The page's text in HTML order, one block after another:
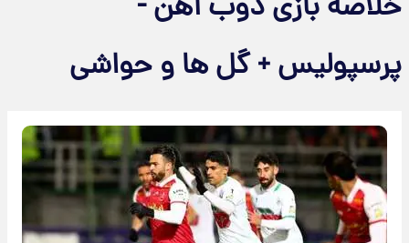
خلاصه بازی ذوب آهن -
پرسپولیس + گل ها و حواشی